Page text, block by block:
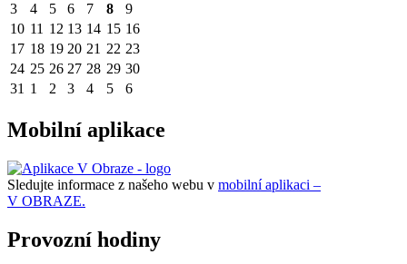
3
4 5 6 7 8
9
10 11 12 13 14 15 16
17 18 19 20 21 22 23
24 25 26 27 28 29 30
31 1 2 3 4 5 6
Mobilní aplikace
Sledujte informace z našeho webu v mobilní aplikaci –
V OBRAZE.
Provozní hodiny